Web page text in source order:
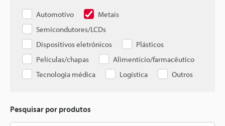
Automotivo
Metais
Semicondutores/LCDs
Dispositivos eletrônicos
Plásticos
Películas/chapas
Alimentício/farmacêutico
Tecnologia médica
Logística Outros
Pesquisar por produtos